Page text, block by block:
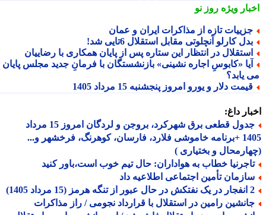
ویژهروز نو
تازه از مذاکرات ایران و عمان
کارلو آنچلوتی مقابل استقلال 6تایی شد!
در انتظار این ستاره پس از پایان همکاری با رضاییان
«کابوسِ اجاره نشینی» بازنشستگان با فرمانِ جدید مجلس پایان
یابد؟
دلار و یورو امروز پنجشنبه 15 مرداد 1405
داغ:
جدول قطعی برق شهرکرد، بروجن و لردگان امروز 15 مرداد
1405 +برنامه خاموشی فلارد، فارسان، کوهرنگ، فرخشهر و...
و بختیاری )
خطاب به هواداران: حال تیم خوب است،باور کنید
تأمین اجتماعی اطلاعیه داد
رامین در استقلال با قرارداد نجومی / راز مذاکرات